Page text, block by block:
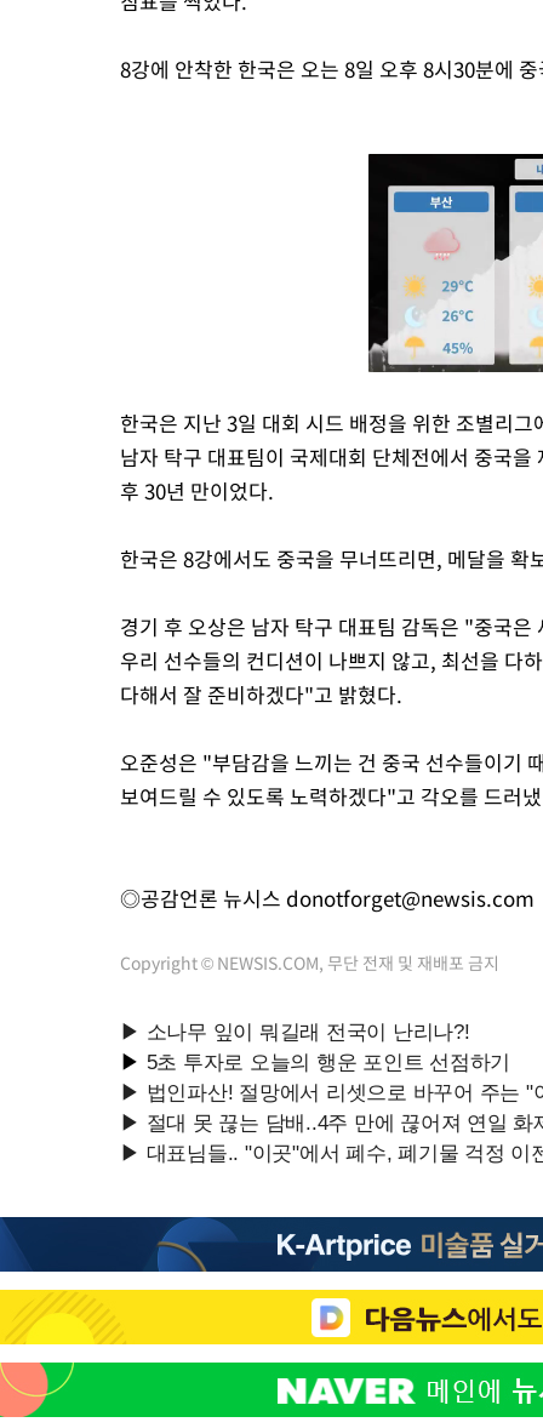
8강에 안착한 한국은 오는 8일 오후 8시30분에
한국은 지난 3일 대회 시드 배정을 위한 조별리
남자 탁구 대표팀이 국제대회 단체전에서 중국
후 30년 만이었다.
한국은 8강에서도 중국을 무너뜨리면, 메달을 확
경기 후 오상은 남자 탁구 대표팀 감독은 "중국
우리 선수들의 컨디션이 나쁘지 않고, 최선을 다
다해서 잘 준비하겠다"고 밝혔다.
오준성은 "부담감을 느끼는 건 중국 선수들이기
보여드릴 수 있도록 노력하겠다"고 각오를 드러
◎공감언론 뉴시스 donotforget@newsis.com
Copyright © NEWSIS.COM, 무단 전재 및 재배포 금지